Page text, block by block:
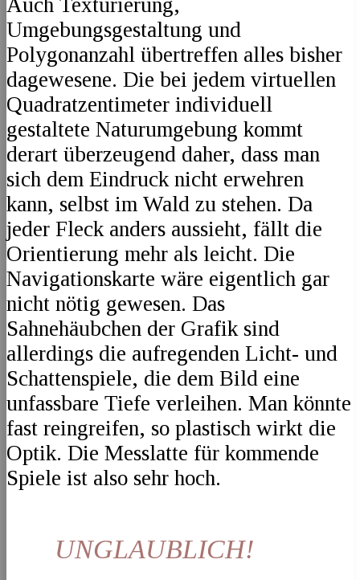
Umgebungsgestaltung und
Polygonanzahl übertreffen alles bisher
dagewesene. Die bei jedem virtuellen
Quadratzentimeter individuell
gestaltete Naturumgebung kommt
derart überzeugend daher, dass man
sich dem Eindruck nicht erwehren
kann, selbst im Wald zu stehen. Da
jeder Fleck anders aussieht, fällt die
Orientierung mehr als leicht. Die
Navigationskarte wäre eigentlich gar
nicht nötig gewesen. Das
Sahnehäubchen der Grafik sind
allerdings die aufregenden Licht- und
Schattenspiele, die dem Bild eine
unfassbare Tiefe verleihen. Man könnte
fast reingreifen, so plastisch wirkt die
Optik. Die Messlatte für kommende
Spiele ist also sehr hoch.
UNGLAUBLICH!